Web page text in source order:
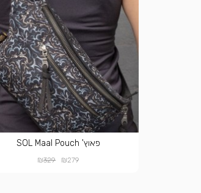
פאוץ' SOL Maal Pouch
₪279
₪329